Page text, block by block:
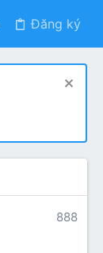
Đăng ký
888